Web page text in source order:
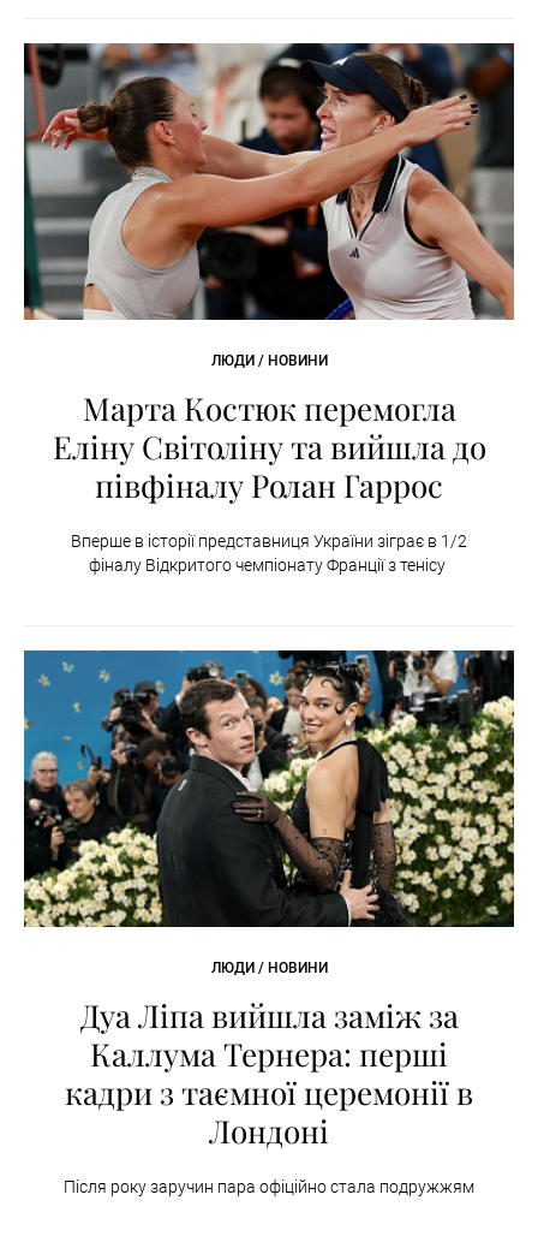
ЛЮДИ / НОВИНИ
Марта Костюк перемогла
Еліну Світоліну та вийшла до
півфіналу Ролан Гаррос
Вперше в історії представниця України зіграє в 1/2
фіналу Відкритого чемпіонату Франції з тенісу
ЛЮДИ / НОВИНИ
Дуа Ліпа вийшла заміж за
Каллума Тернера: перші
кадри з таємної церемонії в
Лондоні
Після року заручин пара офіційно стала подружжям